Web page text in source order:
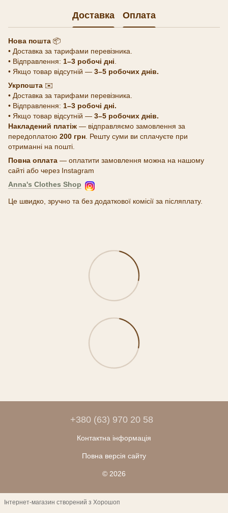
Доставка Оплата
Нова пошта 📦
• Доставка за тарифами перевізника.
• Відправлення: 1–3 робочі дні
• Якщо товар відсутній — 3–5 робочих днів.
Укрпошта ✉️
• Доставка за тарифами перевізника.
• Відправлення: 1–3 робочі дні.
• Якщо товар відсутній — 3–5 робочих днів.
Накладений платіж — відправляємо замовлення за
передоплатою 200 грн . Решту суми ви сплачуєте при
отриманні на пошті.
Повна оплата — оплатити замовлення можна на нашому
сайті або через Instagram
Anna's Clothes Shop
Це швидко, зручно та без додаткової комісії за післяплату.
+380 (63) 970 20 58
Контактна інформація
Повна версія сайту
© 2026
Інтернет-магазин створений з Хорошоп